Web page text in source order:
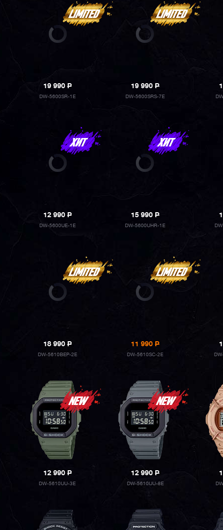
19 990P
DW-5600SR-1E
19 990P
DW-5600SRS-7E
12 990P
DW-5600UE-1E
15 990P
DW-5600UHR-1E
18 990P
DW-5610BEP-2E
11 990P
DW-5610SC-2E
12 990P
DW-5610UU-3E
12 990P
DW-5610UU-8E